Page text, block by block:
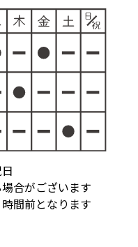
合がございます
間前となります